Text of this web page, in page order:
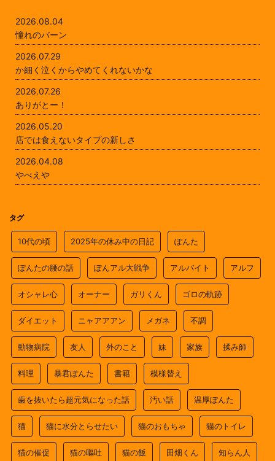
2026.08.04
憧れのバーン
2026.07.29
か細く泣くからやめてくれないかな
2026.07.26
ありがとー！
2026.05.20
店では食えないタイプの新しさ
2026.04.08
やべえや
タグ
10代の頃 2025年の休み中の日記 ぽんた
ぽんたの腰の話 ぽんアル大戦争 アルバイト アルフ
オシャレ心 オーナー ガリくん ゴロの軌跡
ダイエット ニャアアアン メガネ 不調
動物病院 友人 外のこと 妹 家族 揉み師
料理 暴君ぽんた 書籍 模様替え
歯を抜いたら超元気になった話 汚い話 温厚ぽんた
猫 猫に水分とらせたい 猫のおもちゃ 猫のトイレ
猫の催促 猫の嘔吐 猫の飯 田畑くん 知らん人